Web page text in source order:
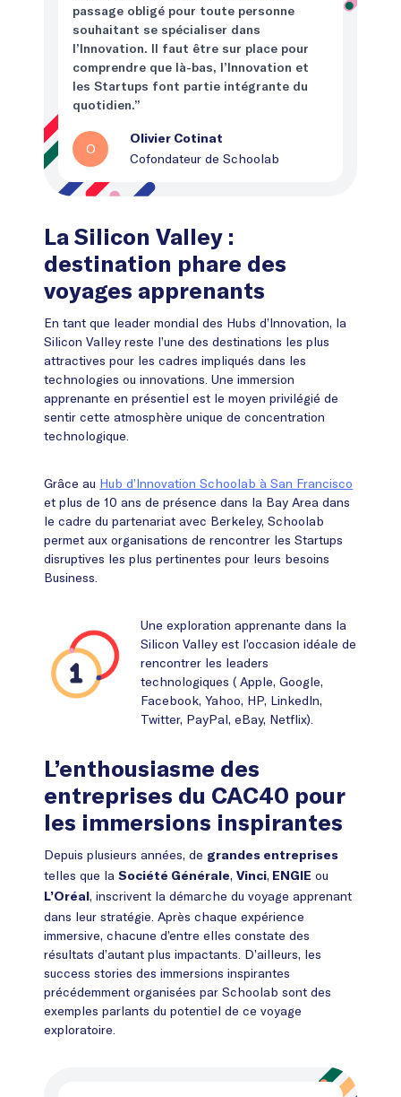
passage obligé pour toute personne
souhaitant se spécialiser dans
l’Innovation. Il faut être sur place pour
comprendre que là-bas, l’Innovation et
les Startups font partie intégrante du
quotidien.”
O
Olivier Cotinat
Cofondateur de Schoolab
La Silicon Valley :
destination phare des
voyages apprenants
En tant que leader mondial des Hubs d’Innovation, la
Silicon Valley reste l’une des destinations les plus
attractives pour les cadres impliqués dans les
technologies ou innovations. Une immersion
apprenante en présentiel est le moyen privilégié de
sentir cette atmosphère unique de concentration
technologique.
Grâce au Hub d’Innovation Schoolab à San Francisco
et plus de 10 ans de présence dans la Bay Area dans
le cadre du partenariat avec Berkeley, Schoolab
permet aux organisations de rencontrer les Startups
disruptives les plus pertinentes pour leurs besoins
Business.
Une exploration apprenante dans la
Silicon Valley est l’occasion idéale de
rencontrer les leaders
technologiques ( Apple, Google,
Facebook, Yahoo, HP, LinkedIn,
Twitter, PayPal, eBay, Netflix).
L’enthousiasme des
entreprises du CAC40 pour
les immersions inspirantes
Depuis plusieurs années, de grandes entreprises
telles que laSociété Générale,Vinci, ENGIE ou
L’Oréal, inscrivent la démarche du voyage apprenant
dans leur stratégie. Après chaque expérience
immersive, chacune d’entre elles constate des
résultats d’autant plus impactants. D’ailleurs, les
success stories des immersions inspirantes
précédemment organisées par Schoolab sont des
exemples parlants du potentiel de ce voyage
exploratoire.